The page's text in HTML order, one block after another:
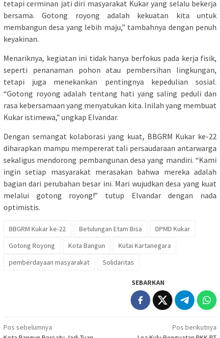
tetapi cerminan jati diri masyarakat Kukar yang selalu bekerja
bersama. Gotong royong adalah kekuatan kita untuk
membangun desa yang lebih maju,” tambahnya dengan penuh
keyakinan.
Menariknya, kegiatan ini tidak hanya berfokus pada kerja fisik,
seperti penanaman pohon atau pembersihan lingkungan,
tetapi juga menekankan pentingnya kepedulian sosial.
“Gotong royong adalah tentang hati yang saling peduli dan
rasa kebersamaan yang menyatukan kita. Inilah yang membuat
Kukar istimewa,” ungkap Elvandar.
Dengan semangat kolaborasi yang kuat, BBGRM Kukar ke-22
diharapkan mampu mempererat tali persaudaraan antarwarga
sekaligus mendorong pembangunan desa yang mandiri. “Kami
ingin setiap masyarakat merasakan bahwa mereka adalah
bagian dari perubahan besar ini. Mari wujudkan desa yang kuat
melalui gotong royong!” tutup Elvandar dengan nada
optimistis.
BBGRM Kukar ke-22 Betulungan Etam Bisa
DPMD Kukar
Gotong Royong
Kota Bangun
Kutai Kartanegara
pemberdayaan masyarakat
Solidaritas
SEBARKAN
Navigasi
Pos sebelumnya
Pos berikutnya